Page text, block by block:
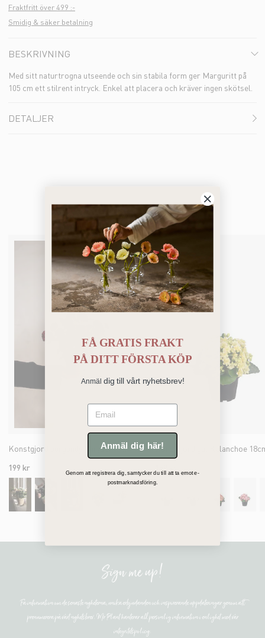
Fraktfritt över 499 :-
Smidig & säker betalning
BESKRIVNING
Med sitt naturtrogna utseende och sin stabila form ger Marguritt på
105 cm ett stilrent intryck. Enkel att placera och kräver ingen skötsel.
DETALJER
Bästsäljare
Konstgjord burgundy Chrysanthemum 30cm
199 kr
Konstgjord gul Kalanchoe
Sign me up!
Få information om de senaste nyheterna, unika erbjudanden och inspirerande uppdateringar genom att
prenumerera på vårt nyhetsbrev. Mr Plant hanterar all personlig information i enlighet med vår
integritetspolicy.
FÅ GRATIS FRAKT
PÅDITT FÖRSTA KÖP
Anmäl dig till vårt nyhetsbrev!
Email
Anmäl dig här!
Genom att registrera dig, samtycker du till att ta emot e-
postmarknadsföring.